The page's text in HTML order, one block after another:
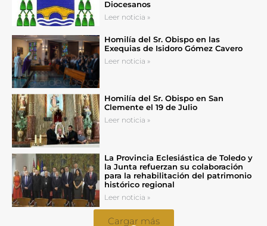
Diocesanos
Leer noticia »
Homilía del Sr. Obispo en las
Exequias de Isidoro Gómez Cavero
Leer noticia »
Homilía del Sr. Obispo en San
Clemente el 19 de Julio
Leer noticia »
La Provincia Eclesiástica de Toledo y
la Junta refuerzan su colaboración
para la rehabilitación del patrimonio
histórico regional
Leer noticia »
Cargar más